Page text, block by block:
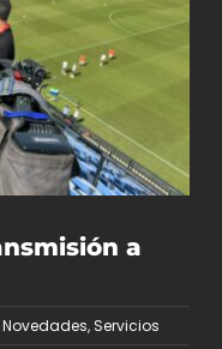
a
Novedades, Servicios